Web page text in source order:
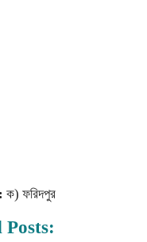
ক) ফরিদপুর
Posts: